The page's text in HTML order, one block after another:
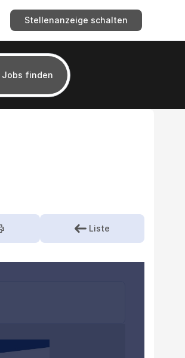
Stellenanzeige schalten
Jobs finden
Liste